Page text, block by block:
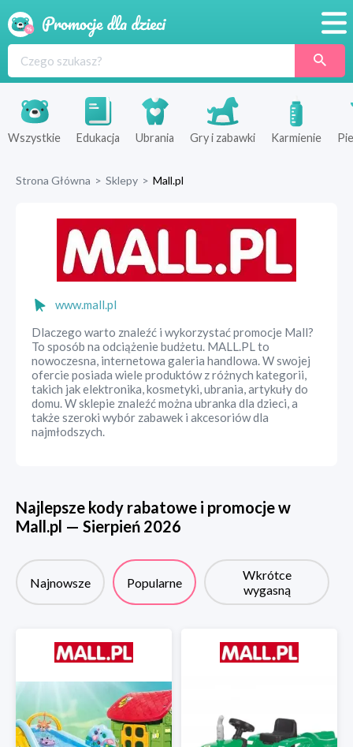
Produkty
Sklepy
Wszystkie Edukacja Ubrania Gry i zabawki Karmienie
Strona Główna > Sklepy > Mall.pl
www.mall.pl
Dlaczego warto znaleźć i wykorzystać promocje Mall?
To sposób na odciążenie budżetu. MALL.PL to
nowoczesna, internetowa galeria handlowa. W swojej
ofercie posiada wiele produktów z różnych kategorii,
takich jak elektronika, kosmetyki, ubrania, artykuły do
domu. W sklepie znaleźć można ubranka dla dzieci, a
także szeroki wybór zabawek i akcesoriów dla
najmłodszych.
Najlepsze kody rabatowe i promocje w
Mall.pl — Sierpień 2026
Najnowsze Popularne
Wkrótce
wygasną